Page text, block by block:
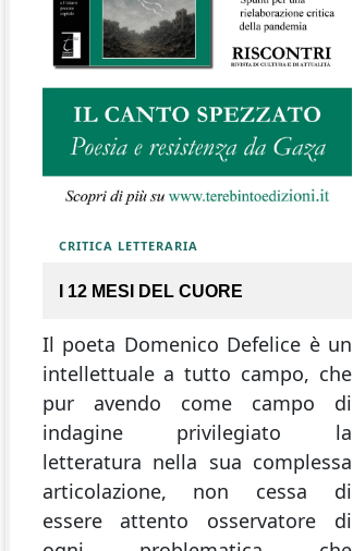
CRITICA LETTERARIA
I 12 MESI DEL CUORE
Il poeta Domenico Defelice è un
intellettuale a tutto campo, che
pur avendo come campo di
indagine privilegiato la
letteratura nella sua complessa
articolazione, non cessa di
essere attento osservatore di